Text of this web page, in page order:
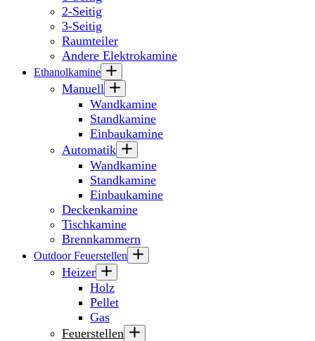
2-Seitig
3-Seitig
Raumteiler
Andere Elektrokamine
Ethanolkamine
Manuell
Wandkamine
Standkamine
Einbaukamine
Automatik
Wandkamine
Standkamine
Einbaukamine
Deckenkamine
Tischkamine
Brennkammern
Outdoor Feuerstellen
Heizer
Holz
Pellet
Gas
Feuerstellen